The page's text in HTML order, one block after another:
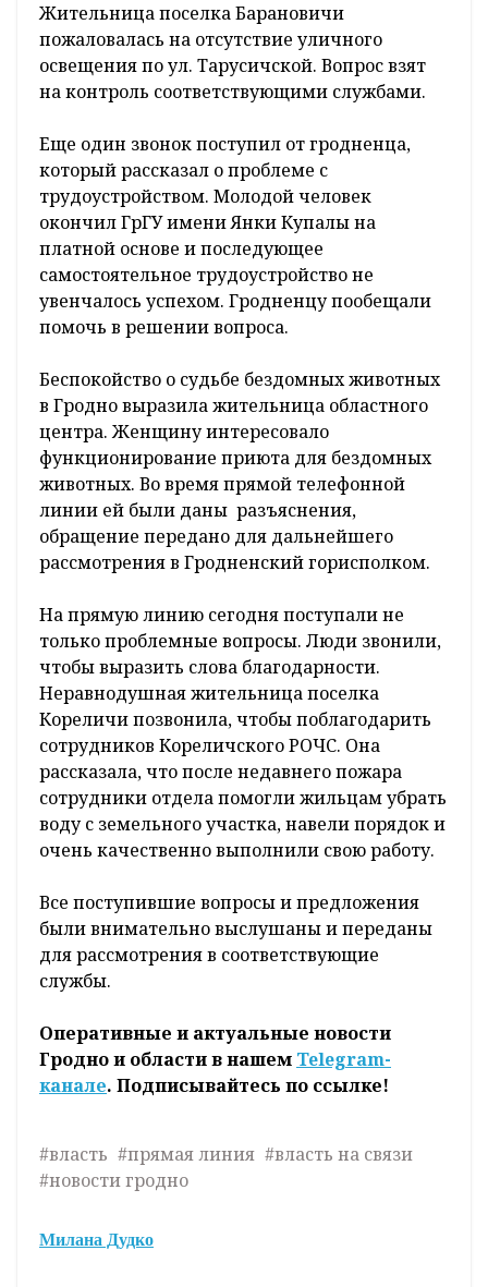
Жительница поселка Барановичи
пожаловалась на отсутствие уличного
освещения по ул. Тарусичской. Вопрос взят
на контроль соответствующими службами.
Еще один звонок поступил от гродненца,
который рассказал о проблеме с
трудоустройством. Молодой человек
окончил ГрГУ имени Янки Купалы на
платной основе и последующее
самостоятельное трудоустройство не
увенчалось успехом. Гродненцу пообещали
помочь в решении вопроса.
Беспокойство о судьбе бездомных животных
в Гродно выразила жительница областного
центра. Женщину интересовало
функционирование приюта для бездомных
животных. Во время прямой телефонной
линии ей были даны разъяснения,
обращение передано для дальнейшего
рассмотрения в Гродненский горисполком.
На прямую линию сегодня поступали не
только проблемные вопросы. Люди звонили,
чтобы выразить слова благодарности.
Неравнодушная жительница поселка
Кореличи позвонила, чтобы поблагодарить
сотрудников Кореличского РОЧС. Она
рассказала, что после недавнего пожара
сотрудники отдела помогли жильцам убрать
воду с земельного участка, навели порядок и
очень качественно выполнили свою работу.
Все поступившие вопросы и предложения
были внимательно выслушаны и переданы
для рассмотрения в соответствующие
службы.
Оперативные и актуальные новости
Гродно и области в нашем Telegram-
канале. Подписывайтесь по ссылке!
#власть #прямая линия #власть на связи
#новости гродно
Милана Дудко